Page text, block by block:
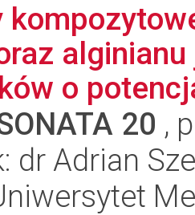
o
20 ,
dr Adrian